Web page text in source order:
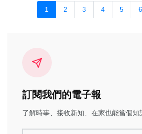
1 2 3 4 5 6
訂閱我們的電子報
了解時事、接收新知、在家也能當個知